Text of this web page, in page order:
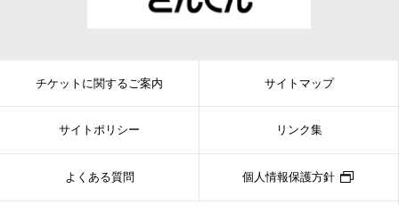
チケットに関するご案内 サイトマップ
サイトポリシー リンク集
よくある質問 個人情報保護方針